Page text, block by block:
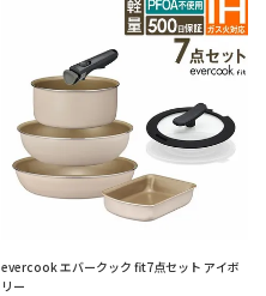
evercook エバークック fit7点セット アイボ
リー